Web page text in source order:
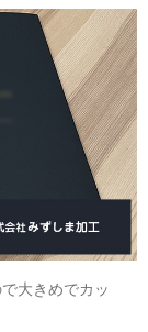
大きめでカッ